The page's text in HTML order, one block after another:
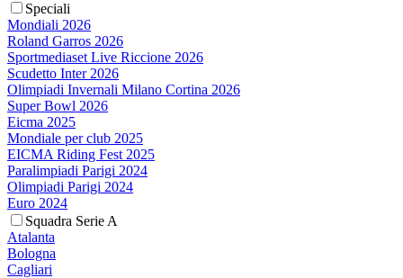
Speciali
Mondiali 2026
Roland Garros 2026
Sportmediaset Live Riccione 2026
Scudetto Inter 2026
Olimpiadi Invernali Milano Cortina 2026
Super Bowl 2026
Eicma 2025
Mondiale per club 2025
EICMA Riding Fest 2025
Paralimpiadi Parigi 2024
Olimpiadi Parigi 2024
Euro 2024
Squadra Serie A
Atalanta
Bologna
Cagliari